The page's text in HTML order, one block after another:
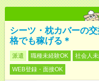
シーツ・枕カバーの
格でも稼げる＊
派遣 職種未経験OK 社会人
WEB登録・面接OK